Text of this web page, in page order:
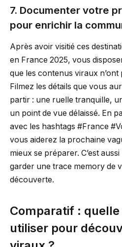
7. Documenter votre
pour enrichir la
Après avoir visitié ces
en France 2025, vous
que les contenus viraux
Filmez les détails que vous
partir : une ruelle tranquille,
un point de vue délaissé. En
avec les hashtags #France
vous aiderez la prochaine
mieux se préparer. C’est
garder une trace memory de
découverte.
Comparatif :
utiliser pour